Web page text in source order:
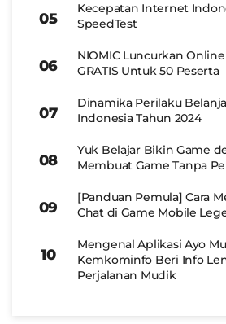
Kecepatan Internet
SpeedTest
NIOMIC Luncurkan
GRATIS Untuk 50 Peserta
Dinamika Perilaku
Indonesia Tahun 2024
Yuk Belajar Bikin Game
Membuat Game Tanpa
[Panduan Pemula] Cara
Chat di Game Mobile
Mengenal Aplikasi Ayo
Kemkominfo Beri Info
Perjalanan Mudik